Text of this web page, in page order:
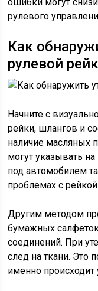
рулевого
Как
рулевой
Начните с
рейки, шлангов и
наличие масляных
могут указывать
под автомобилем
проблемах с рейкой.
Другим методом
бумажных
соединений. При
след на ткани. Это
именно происходит